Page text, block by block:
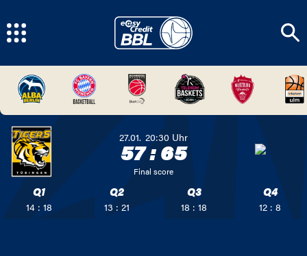
27.01. 20:30 Uhr
57:65
Final score
Q1
14 : 18
Q2
13 : 21
Q3
18 : 18
Q4
12 : 8